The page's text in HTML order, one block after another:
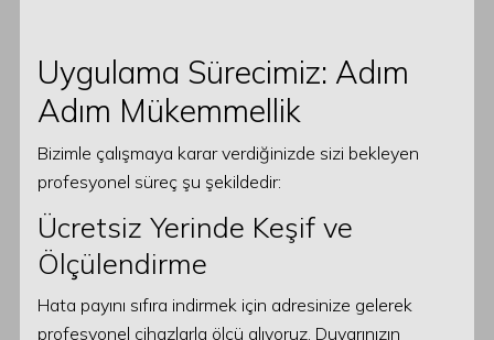
Uygulama Sürecimiz: Adım
Adım Mükemmellik
Bizimle çalışmaya karar verdiğinizde sizi bekleyen
profesyonel süreç şu şekildedir:
Ücretsiz Yerinde Keşif ve
Ölçülendirme
Hata payını sıfıra indirmek için adresinize gelerek
profesyonel cihazlarla ölçü alıyoruz. Duvarınızın